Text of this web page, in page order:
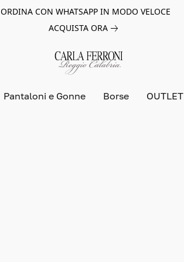
ORDINA CON WHATSAPP IN MODO VELOCE
ACQUISTA ORA
Pantaloni e Gonne Borse OUTLET